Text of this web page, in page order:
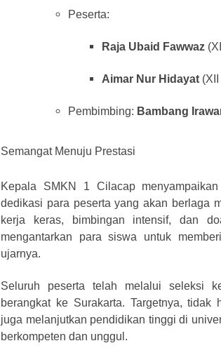
Peserta:
Raja Ubaid Fawwaz
Aimar Nur Hidayat
Pembimbing: Bambang
Semangat Menuju Prestasi
Kepala SMKN 1 Cilacap
dedikasi para peserta yang akan berlaga
kerja keras, bimbingan intensif, dan
mengantarkan para siswa untuk
ujarnya.
Seluruh peserta telah melalui seleksi
berangkat ke Surakarta. Targetnya,
juga melanjutkan pendidikan tinggi di
berkompeten dan unggul.